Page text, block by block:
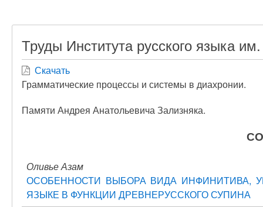
Труды Института русского языка
Скачать
Грамматические процессы и системы в диахронии.
Памяти Андрея Анатольевича Зализняка.
Оливье Азам
ОСОБЕННОСТИ ВЫБОРА ВИДА ИНФИНИТИВА,
ЯЗЫКЕ В ФУНКЦИИ ДРЕВНЕРУССКОГО СУПИНА